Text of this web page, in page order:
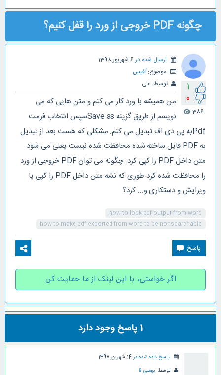
چگونه PDF خروجی از ورد را قفل کنیم؟
1
0
386
visibility
ارسال شده در 6 شهریور 1398
موضوع: آفیس
توسط: علی
من همیشه با ورد کار می کنم و متن هایی که می
نویسم از طریق گزینه Save asسپس انتخاب فرمت
Pdfبه پی دی اف تبدیل می کنم. مشکلی که هست بعد از تبدیل
به PDF فایل ساخته شده محافظت شده نیست.یعنی می شود
متن داخل PDF را کپی کرد. چگونه می توان PDF خروجی از ورد
را محافظت شده کرد طوری که نشه متن داخل PDF را کپی یا
ویرایش و دستکاری و... کرد؟
how to lock pdf output from word
how to make pdf exported from word to be nonsearchable
اگر خواستی، با این لینک از ما حمایت کن
1پاسخ وجود دارد
پاسخ داده شده در14 شهریور 1398
توسط: بهمنی 📱